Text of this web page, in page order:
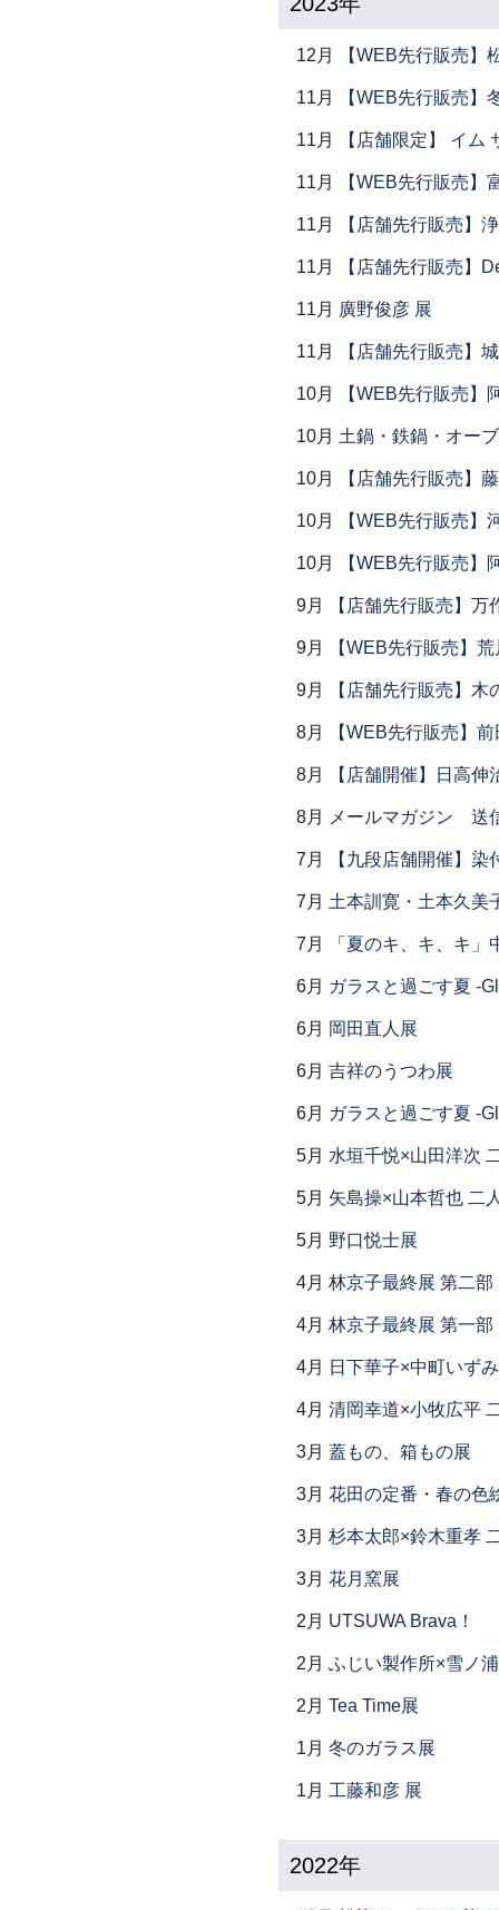
12月 【WEB先行販売】
11月 【WEB先行販売】
11月 【店舗限定】 イ
11月 【WEB先行販売】
11月 【店舗先行販売】
11月 【店舗先行販売】
11月 廣野俊彦 展
11月 【店舗先行販売】
10月 【WEB先行販売】
10月 土鍋・鉄鍋・オー
10月 【店舗先行販売】
10月 【WEB先行販売】
10月 【WEB先行販売】
9月 【店舗先行販売】万
9月 【WEB先行販売】
9月 【店舗先行販売】木
8月 【WEB先行販売】
8月 【店舗開催】日高
8月 メールマガジン 送
7月 【九段店舗開催】染
7月 土本訓寛・土本久美
7月 「夏のキ、キ、キ
6月 ガラスと過ごす夏 -
6月 岡田直人展
6月 吉祥のうつわ展
6月 ガラスと過ごす夏 -
5月 水垣千悦×山田洋次
5月 矢島操×山本哲也 二
5月 野口悦士展
4月 林京子最終展 第二
4月 林京子最終展 第一
4月 日下華子×中町いず
4月 清岡幸道×小牧広平
3月 蓋もの、箱もの展
3月 花田の定番・春の色
3月 杉本太郎×鈴木重孝
3月 花月窯展
2月 UTSUWA Brava！
2月 ふじい製作所×雪ノ
2月 Tea Time展
1月 冬のガラス展
1月 工藤和彦 展
2022年